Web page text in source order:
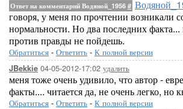
Ответ на комментарий Водяной_1956 #
говоря, у меня по прочтении возникали
нормальности. Но два последних
против правды не пойдешь.
Обратиться - Ответить - К полной версии
JBekkie 04-05-2012-17:02 удалить
меня тоже очень удивило, что автор -
факты.... читается да, не очень легко, но
Обратиться - Ответить - К полной версии